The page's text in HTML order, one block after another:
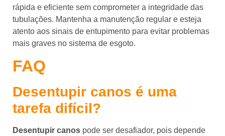
rápida e eficiente sem comprometer a integridade das
tubulações. Mantenha a manutenção regular e esteja
atento aos sinais de entupimento para evitar problemas
mais graves no sistema de esgoto.
FAQ
Desentupir canos é uma
tarefa difícil?
Desentupir canos pode ser desafiador, pois depende